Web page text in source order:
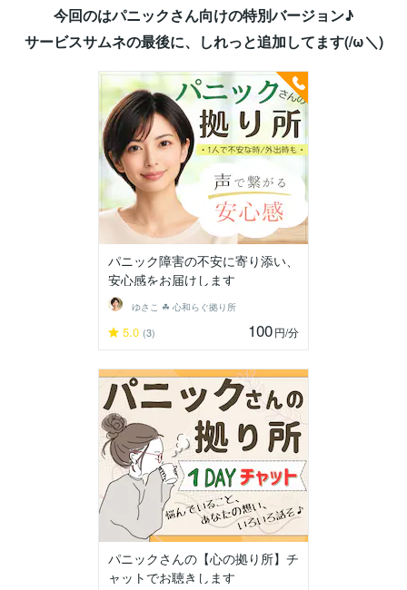
今回のはパニックさん向けの特別バージョン♪
サービスサムネの最後に、しれっと追加してます(/ω＼)
パニック障害の不安に寄り添い、
安心感をお届けします
ゆさこ ☘ 心和らぐ拠り所
5.0 (3) 100円/分
パニックさんの【心の拠り所】チ
ャットでお聴きします